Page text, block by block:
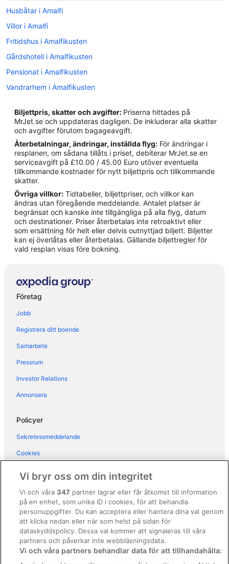
Husbåtar i Amalfi
Villor i Amalfi
Fritidshus i Amalfikusten
Gårdshotell i Amalfikusten
Pensionat i Amalfikusten
Vandrarhem i Amalfikusten
Husvagnscampingar i Amalfikusten
Värdshus i Amalfikusten
Hotell i Centrala Positano
5-Stjärniga hotell i Amalfikusten
5-Stjärniga hotell i Ravello
4-Stjärniga hotell i Amalfikusten
4-Stjärniga hotell i Positano
Hotell i Amalfi
Hotell i Atrani
Hotell i Conca dei Marini
Hotell i Positano
Hotell i Praiano
Hotell i Ravello
Hotell i San Cosma
Hotell i Scala
Bostäder i Positano
Husvagnscampingar i Positano
Slott i Positano
Biljettpris, skatter och avgifter: Priserna hittades på
MrJet.se och uppdateras dagligen. De inkluderar alla skatter
och avgifter förutom bagageavgift.
Återbetalningar, ändringar, inställda flyg: För ändringar i
resplanen, om sådana tillåts i priset, debiterar MrJet.se en
serviceavgift på £10.00 / 45.00 Euro utöver eventuella
tillkommande kostnader för nytt biljettpris och tillkommande
skatter.
Övriga villkor: Tidtabeller, biljettpriser, och villkor kan
ändras utan föregående meddelande. Antalet platser är
begränsat och kanske inte tillgängliga på alla flyg, datum
och destinationer. Priser återbetalas inte retroaktivt eller
som ersättning för helt eller delvis outnyttjad biljett. Biljetter
kan ej överlåtas eller återbetalas. Gällande biljettregler för
vald resplan visas före bokning.
Företag
Jobb
Registrera ditt boende
Samarbete
Pressrum
Investor Relations
Annonsera
Policyer
Sekretessmeddelande
Cookies
Regler och villkor för Vrbo
Tillgänglighetsanpassning
Juridisk information/Kontakta oss
Riktlinjer för innehåll och anmäla innehåll
Vi bryr oss om din integritet
Vi och våra347 partner lagrar eller får åtkomst till information
på en enhet, som unika ID i cookies, för att behandla
personuppgifter. Du kan acceptera eller hantera dina val genom
att klicka nedan eller när som helst på sidan för
dataskyddspolicy. Dessa val kommer att signaleras till våra
partners och påverkar inte webbläsningsdata.
Vi och våra partners behandlar data för att tillhandahålla: